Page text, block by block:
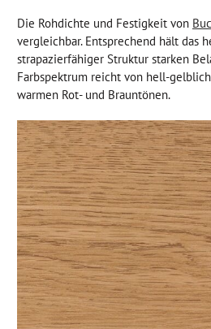
Die Rohdichte und Festigkeit von
vergleichbar. Entsprechend hält das
strapazierfähiger Struktur starken
Farbspektrum reicht von hell-
warmen Rot- und Brauntönen.